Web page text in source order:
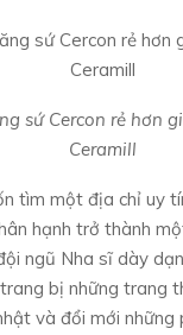
sứ Cercon rẻ hơn
Ceramill
tìm một địa chỉ uy
hạnh trở thành
ngũ Nha sĩ dày
bị những trang
và đổi mới những